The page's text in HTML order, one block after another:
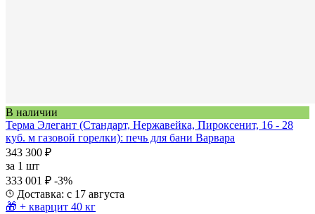
В наличии
Терма Элегант (Стандарт, Нержавейка, Пироксенит, 16 - 28
куб. м газовой горелки): печь для бани Варвара
343 300 ₽
за 1 шт
333 001 ₽ -3%
Доставка: с 17 августа
🎁 + кварцит 40 кг